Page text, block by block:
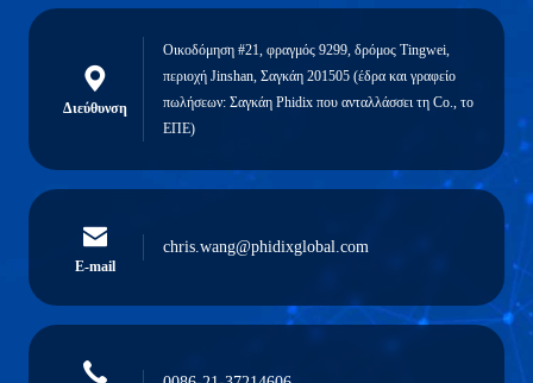
Διεύθυνση
Οικοδόμηση #21, φραγμός 9299, δρόμος Tingwei,
περιοχή Jinshan, Σαγκάη 201505 (έδρα και γραφείο
πωλήσεων: Σαγκάη Phidix που ανταλλάσσει τη Co., το
ΕΠΕ)
E-mail
chris.wang@phidixglobal.com